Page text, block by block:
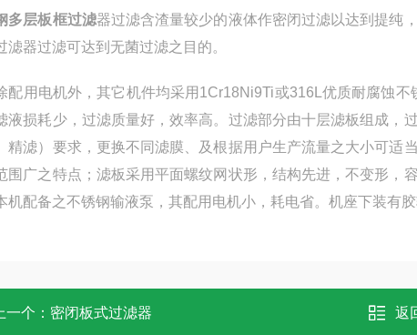
多层板框过滤器过滤含渣量较少的液体作密闭过滤以达到提纯
滤器过滤可达到无菌过滤之目的。
配用电机外，其它机件均采用1Cr18Ni9Ti或316L优质耐腐蚀
液损耗少，过滤质量好，效率高。过滤部分由十层滤板组成，
精滤）要求，更换不同滤膜、及根据用户生产流量之大小可适
围广之特点；滤板采用平面螺纹网状形，结构先进，不变形，
机配备之不锈钢输液泵，其配用电机小，耗电省。机座下装有
一个： 密闭板式过滤器 返